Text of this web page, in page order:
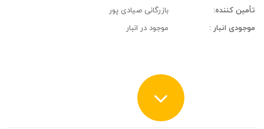
تأمین کننده:
بازرگانی صیادی پور
موجودی انبار :
موجود در انبار